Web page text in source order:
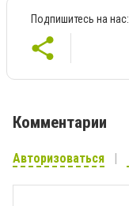
Подпишитесь на нас:
Комментарии
Авторизоваться